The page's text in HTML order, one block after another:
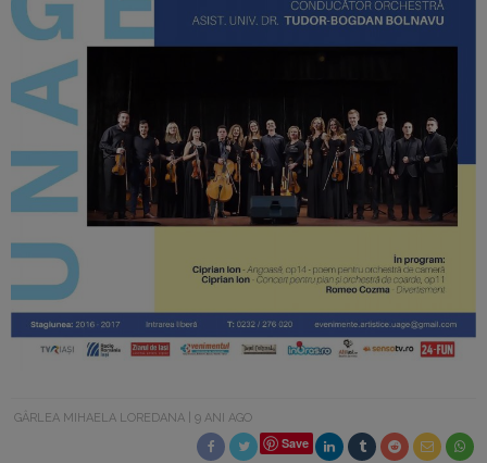
GÂRLEA MIHAELA LOREDANA 9 ANI AGO
Save